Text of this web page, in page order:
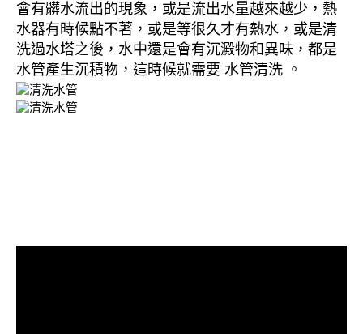
會有髒水流出的現象，或是流出水量越來越少，熱
水器有時候點不著，或是等很久才有熱水，或是清
洗過水塔之後，水中還是會有沉澱物和異味，都是
水管產生沉積物，這時候就需要 水管清洗 。